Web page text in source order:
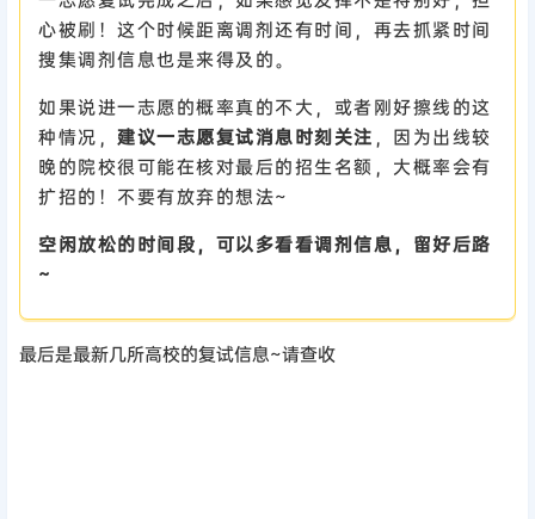
心被刷！这个时候距离调剂还有时间，再去抓紧时间
搜集调剂信息也是来得及的。
如果说进一志愿的概率真的不大，或者刚好擦线的这
种情况， 建议一志愿复试消息时刻关注 ，因为出线较
晚的院校很可能在核对最后的招生名额，大概率会有
扩招的！不要有放弃的想法~
空闲放松的时间段，可以多看看调剂信息，留好后路
~
最后是最新几所高校的复试信息~请查收